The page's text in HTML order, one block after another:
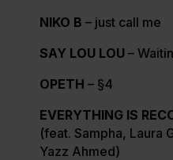
NIKO B – just call me
SAY LOU LOU –
OPETH – §4
EVERYTHING IS
(feat. Sampha, Laura
Yazz Ahmed)